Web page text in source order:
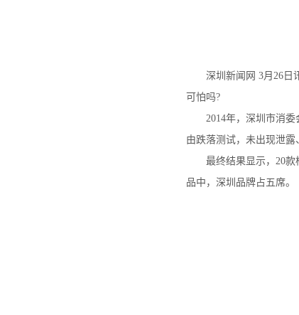
深圳新闻网 3月26日讯
可怕吗?
2014年，深圳市消委会
由跌落测试，未出现泄露
最终结果显示，20款样
品中，深圳品牌占五席。